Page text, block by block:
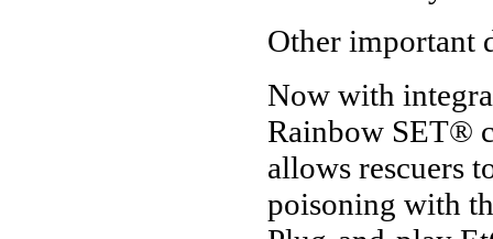
Other important
Now with
Rainbow SET®
allows rescuers
poisoning with